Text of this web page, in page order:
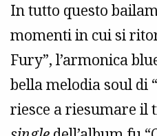
In tutto questo
momenti in cui si
Fury”, l’armonica
bella melodia soul di
riesce a riesumare il